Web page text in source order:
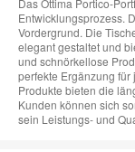
Das Ottima Portico-
Entwicklungsprozess.
Vordergrund. Die
elegant gestaltet und
und schnörkellose
perfekte Ergänzung
Produkte bieten die
Kunden können sich
sein Leistungs- und